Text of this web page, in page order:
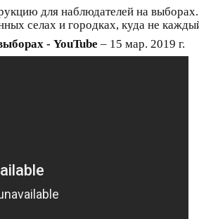
для наблюдателей на
селах и городках, куда не
- YouTube – 15 мар. 2019 г.